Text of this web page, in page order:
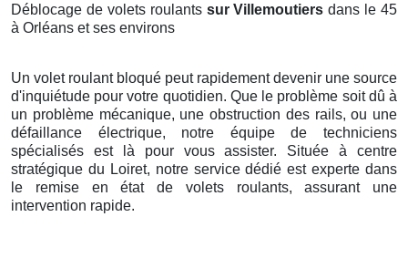
Déblocage de volets roulants sur Villemoutiersdans le 45
à Orléans et ses environs
Un volet roulant bloqué peut rapidement devenir une source
d'inquiétude pour votre quotidien. Que le problème soit dû à
un problème mécanique, une obstruction des rails, ou une
défaillance électrique, notre équipe de techniciens
spécialisés est là pour vous assister. Située à centre
stratégique du Loiret, notre service dédié est experte dans
le remise en état de volets roulants, assurant une
intervention rapide.